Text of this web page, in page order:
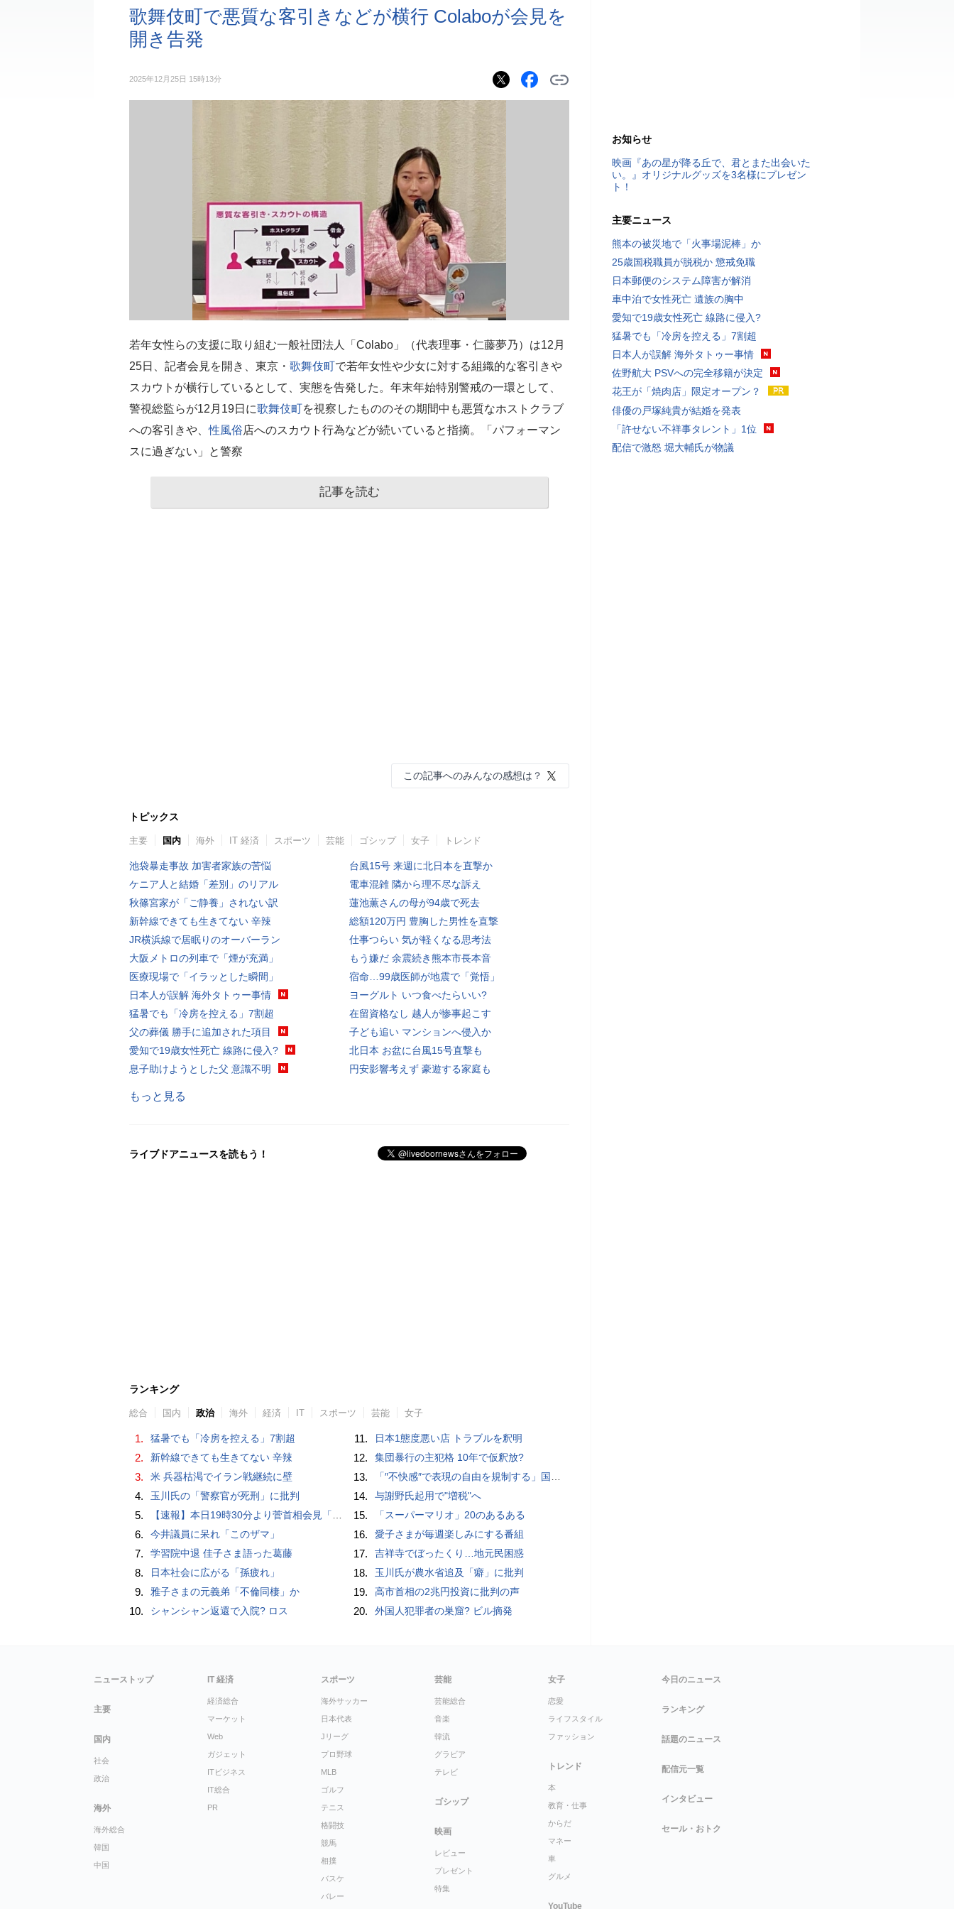
歌舞伎町で悪質な客引きなどが横行 Colaboが会見を
開き告発
2025年12月25日 15時13分
若年女性らの支援に取り組む一般社団法人「Colabo」（代表理事・仁藤夢乃）は12月
25日、記者会見を開き、東京・ 歌舞伎町で若年女性や少女に対する組織的な客引きや
スカウトが横行しているとして、実態を告発した。年末年始特別警戒の一環として、
警視総監らが12月19日に歌舞伎町を視察したもののその期間中も悪質なホストクラブ
への客引きや、性風俗店へのスカウト行為などが続いていると指摘。「パフォーマン
スに過ぎない」と警察
記事を読む
この記事へのみんなの感想は？
トピックス
主要 国内 海外 IT 経済 スポーツ 芸能 ゴシップ 女子 トレンド
池袋暴走事故 加害者家族の苦悩
ケニア人と結婚「差別」のリアル
秋篠宮家が「ご静養」されない訳
新幹線できても生きてない 辛辣
JR横浜線で居眠りのオーバーラン
大阪メトロの列車で「煙が充満」
医療現場で「イラッとした瞬間」
日本人が誤解 海外タトゥー事情
猛暑でも「冷房を控える」7割超
父の葬儀 勝手に追加された項目
愛知で19歳女性死亡 線路に侵入?
息子助けようとした父 意識不明
台風15号 来週に北日本を直撃か
電車混雑 隣から理不尽な訴え
蓮池薫さんの母が94歳で死去
総額120万円 豊胸した男性を直撃
仕事つらい 気が軽くなる思考法
もう嫌だ 余震続き熊本市長本音
宿命…99歳医師が地震で「覚悟」
ヨーグルト いつ食べたらいい?
在留資格なし 越人が惨事起こす
子ども追い マンションへ侵入か
北日本 お盆に台風15号直撃も
円安影響考えず 豪遊する家庭も
もっと見る
ライブドアニュースを読もう！
ランキング
総合 国内 政治 海外 経済 IT スポーツ 芸能 女子
1. 猛暑でも「冷房を控える」7割超
2. 新幹線できても生きてない 辛辣
3. 米 兵器枯渇でイラン戦継続に壁
4. 玉川氏の「警察官が死刑」に批判
5. 【速報】本日19時30分より菅首相会見「国民へのメッセージ」
6. 今井議員に呆れ「このザマ」
7. 学習院中退 佳子さま語った葛藤
8. 日本社会に広がる「孫疲れ」
9. 雅子さまの元義弟「不倫同棲」か
10. シャンシャン返還で入院? ロス
11. 日本1態度悪い店 トラブルを釈明
12. 集団暴行の主犯格 10年で仮釈放?
13. 「″不快感″で表現の自由を規制する」国旗損壊罪はそもそも憲法違反!?
14. 与謝野氏起用で"増税"へ
15. 「スーパーマリオ」20のあるある
16. 愛子さまが毎週楽しみにする番組
17. 吉祥寺でぼったくり…地元民困惑
18. 玉川氏が農水省追及「癖」に批判
19. 高市首相の2兆円投資に批判の声
20. 外国人犯罪者の巣窟? ビル摘発
お知らせ
映画『あの星が降る丘で、君とまた出会いた
い。』オリジナルグッズを3名様にプレゼン
ト！
主要ニュース
熊本の被災地で「火事場泥棒」か
25歳国税職員が脱税か 懲戒免職
日本郵便のシステム障害が解消
車中泊で女性死亡 遺族の胸中
愛知で19歳女性死亡 線路に侵入?
猛暑でも「冷房を控える」7割超
日本人が誤解 海外タトゥー事情
佐野航大 PSVへの完全移籍が決定
花王が「焼肉店」限定オープン？
俳優の戸塚純貴が結婚を発表
「許せない不祥事タレント」1位
配信で激怒 堀大輔氏が物議
ニューストップ
主要
国内
社会
政治
海外
海外総合
韓国
中国
IT 経済
経済総合
マーケット
Web
ガジェット
ITビジネス
IT総合
PR
スポーツ
海外サッカー
日本代表
Jリーグ
プロ野球
MLB
ゴルフ
テニス
格闘技
競馬
相撲
バスケ
バレー
芸能
芸能総合
音楽
韓流
グラビア
テレビ
ゴシップ
映画
レビュー
プレゼント
特集
女子
恋愛
ライフスタイル
ファッション
トレンド
本
教育・仕事
からだ
マネー
車
グルメ
YouTube
今日のニュース
ランキング
話題のニュース
配信元一覧
インタビュー
セール・おトク